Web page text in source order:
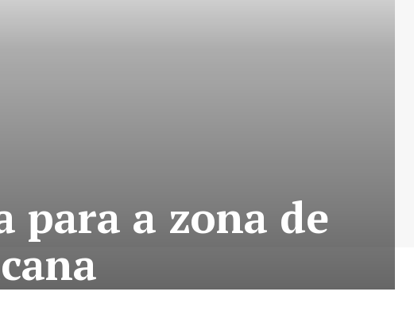
para a zona de